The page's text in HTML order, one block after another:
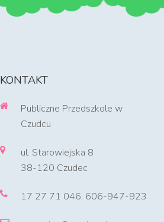
KONTAKT
Publiczne Przedszkole w
Czudcu
ul. Starowiejska 8
38-120 Czudec
17 27 71 046, 606-947-923